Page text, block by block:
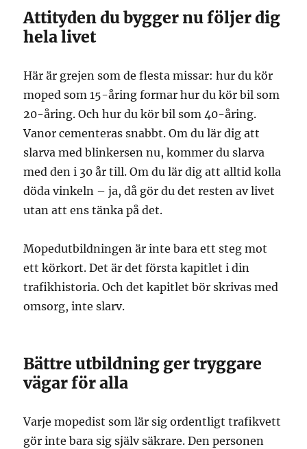
Attityden du bygger nu följer dig
hela livet
Här är grejen som de flesta missar: hur du kör
moped som 15-åring formar hur du kör bil som
20-åring. Och hur du kör bil som 40-åring.
Vanor cementeras snabbt. Om du lär dig att
slarva med blinkersen nu, kommer du slarva
med den i 30 år till. Om du lär dig att alltid kolla
döda vinkeln – ja, då gör du det resten av livet
utan att ens tänka på det.
Mopedutbildningen är inte bara ett steg mot
ett körkort. Det är det första kapitlet i din
trafikhistoria. Och det kapitlet bör skrivas med
omsorg, inte slarv.
Bättre utbildning ger tryggare
vägar för alla
Varje mopedist som lär sig ordentligt trafikvett
gör inte bara sig själv säkrare. Den personen